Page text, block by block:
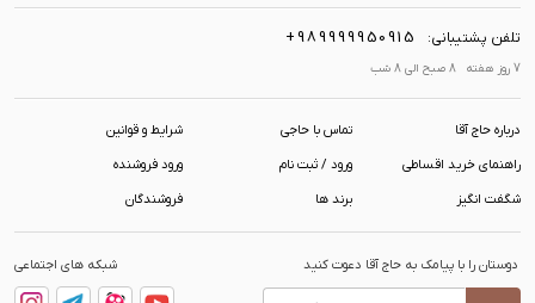
تلفن پشتیبانی: +989999950915
7 روز هفته 8 صبح الی 8 شب
درباره حاج آقا تماس با حاجی شرایط و قوانین
راهنمای خرید اقساطی ورود / ثبت نام ورود فروشنده
شگفت انگیز برند ها فروشندگان
دوستان را با پیامک به حاج آقا دعوت کنید شبکه های اجتماعی